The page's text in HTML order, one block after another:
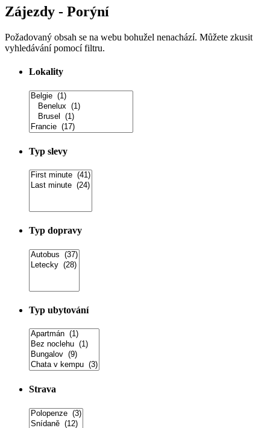
Zájezdy - Porýní
Požadovaný obsah se na webu bohužel nenachází. Můžete zkusit
vyhledávání pomocí filtru.
Lokality
Typ slevy
Typ dopravy
Typ ubytování
Strava